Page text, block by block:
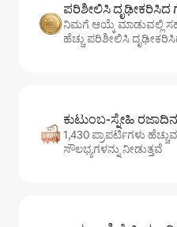
ಪರಿಶೀಲಿಸಿ ದೃಢೀಕರಿಸಿದ
ನಿಮಗೆ ಆಯ್ಕೆ ಮಾಡುವಲ್ಲಿ
ಹೆಚ್ಚು ಪರಿಶೀಲಿಸಿ
ಕುಟುಂಬ-ಸ್ನೇಹಿ
1,430 ಪ್ರಾಪರ್ಟಿಗಳು
ಸೌಲಭ್ಯಗಳನ್ನು ನೀಡುತ್ತವೆ